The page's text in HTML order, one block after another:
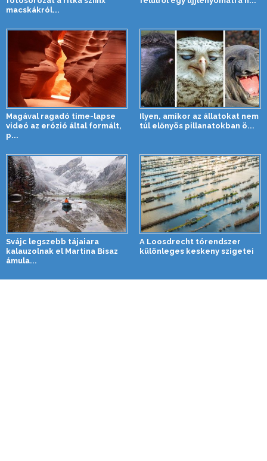
macskákról...
Magával ragadó time-lapse
videó az erózió által formált,
p...
Ilyen, amikor az állatokat nem
túl előnyös pillanatokban ö...
Svájc legszebb tájaiara
kalauzolnak el Martina Bisaz
ámula...
A Loosdrecht tórendszer
különleges keskeny szigetei